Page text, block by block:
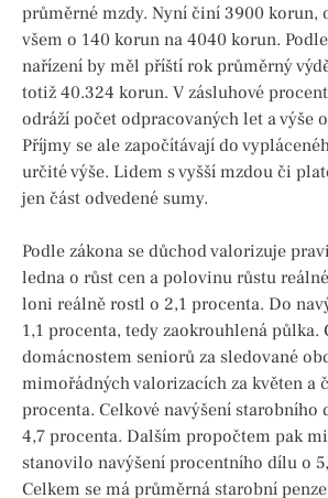
průměrné mzdy. Nyní činí 3900 korun,
všem o 140 korun na 4040 korun.
nařízení by měl příští rok průměrný
totiž 40.324 korun. V zásluhové
odráží počet odpracovaných let a výše
Příjmy se ale započítávají do
určité výše. Lidem s vyšší mzdou či
jen část odvedené sumy.
Podle zákona se důchod valorizuje
ledna o růst cen a polovinu růstu
loni reálně rostl o 2,1 procenta. Do
1,1 procenta, tedy zaokrouhlená půlka.
domácnostem seniorů za sledované
mimořádných valorizacích za květen a
procenta. Celkové navýšení
4,7 procenta. Dalším propočtem pak
stanovilo navýšení procentního dílu o
Celkem se má průměrná starobní